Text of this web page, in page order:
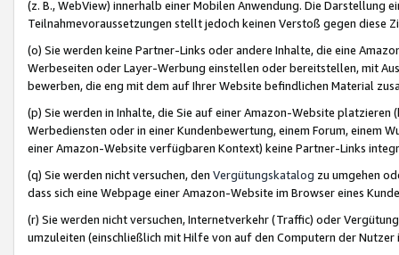
(z. B., WebView) innerhalb einer Mobilen Anwendung. Die Darstellung
Teilnahmevoraussetzungen stellt jedoch keinen Verstoß gegen diese
(o) Sie werden keine Partner-Links oder andere Inhalte, die eine
Werbeseiten oder Layer-Werbung einstellen oder bereitstellen, mit
bewerben, die eng mit dem auf Ihrer Website befindlichen Material
(p) Sie werden in Inhalte, die Sie auf einer Amazon-Website
Werbediensten oder in einer Kundenbewertung, einem Forum, einem
einer Amazon-Website verfügbaren Kontext) keine Partner-Links
(q) Sie werden nicht versuchen, den Vergütungskatalog zu umgehen
dass sich eine Webpage einer Amazon-Website im Browser eines
(r) Sie werden nicht versuchen, Internetverkehr (Traffic) oder
umzuleiten (einschließlich mit Hilfe von auf den Computern der